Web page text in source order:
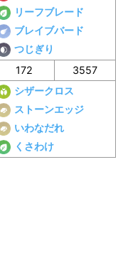
リーフブレード
ブレイブバード
つじぎり
172 3557
シザークロス
ストーンエッジ
いわなだれ
くさわけ